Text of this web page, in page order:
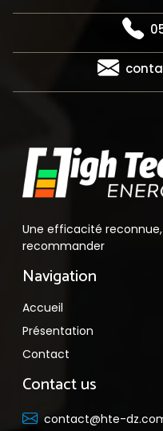
Une efficacité
recommander
Navigation
Accueil
Présentation
Contact
Contact us
contact@hte-